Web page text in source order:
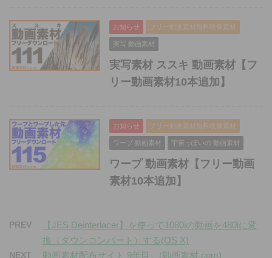
お知らせ フリー動画素材無料映像素材
実写 動画素材
実写素材 ススキ 動画素材【フ
リー動画素材10本追加】
お知らせ フリー動画素材無料映像素材
ワープ 動画素材 宇宙っぽいの 動画素材
ワープ 動画素材【フリー動画
素材10本追加】
PREV
【JES Deinterlacer】を使って1080iの動画を480iに変
換（ダウンコンバート）する(OS X)
NEXT 動画素材配布サイト 9年目。(動画素材.com)